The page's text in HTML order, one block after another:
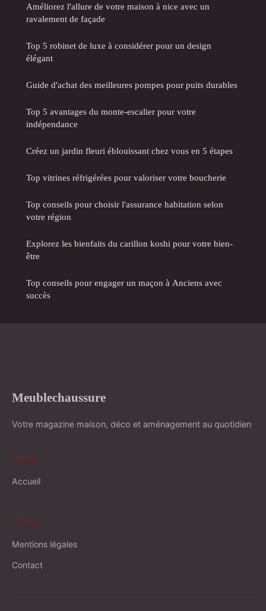
Améliorez l'allure de votre maison à nice avec un
ravalement de façade
Top 5 robinet de luxe à considérer pour un design
élégant
Guide d'achat des meilleures pompes pour puits durables
Top 5 avantages du monte-escalier pour votre
indépendance
Créez un jardin fleuri éblouissant chez vous en 5 étapes
Top vitrines réfrigérées pour valoriser votre boucherie
Top conseils pour choisir l'assurance habitation selon
votre région
Explorez les bienfaits du carillon koshi pour votre bien-
être
Top conseils pour engager un maçon à Anciens avec
succès
Meublechaussure
Votre magazine maison, déco et aménagement au quotidien
LIENS
Accueil
LÉGAL
Mentions légales
Contact